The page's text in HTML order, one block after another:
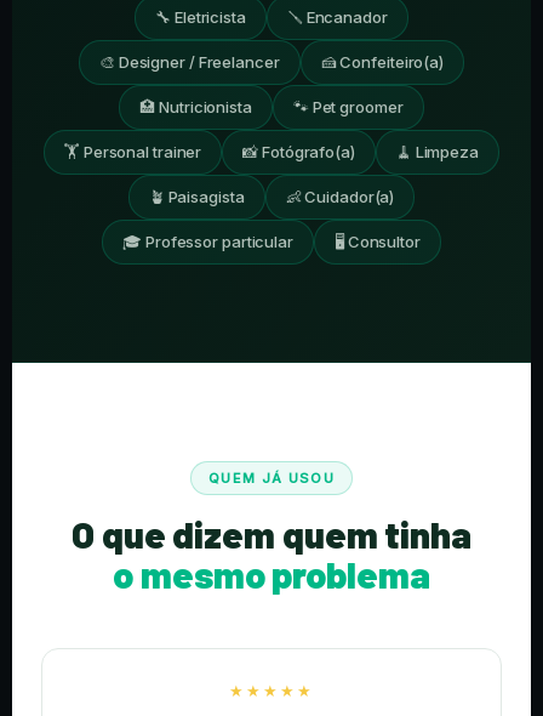
🔧 Eletricista 🪛 Encanador
🎨 Designer / Freelancer 🍰 Confeiteiro(a)
🏥 Nutricionista 🐾 Pet groomer
🏋️ Personal trainer 📸 Fotógrafo(a) 🧹 Limpeza
🪴 Paisagista 👶 Cuidador(a)
🎓 Professor particular 🖥️ Consultor
QUEM JÁ USOU
O que dizem quem tinha
o mesmo problema
★★★★★